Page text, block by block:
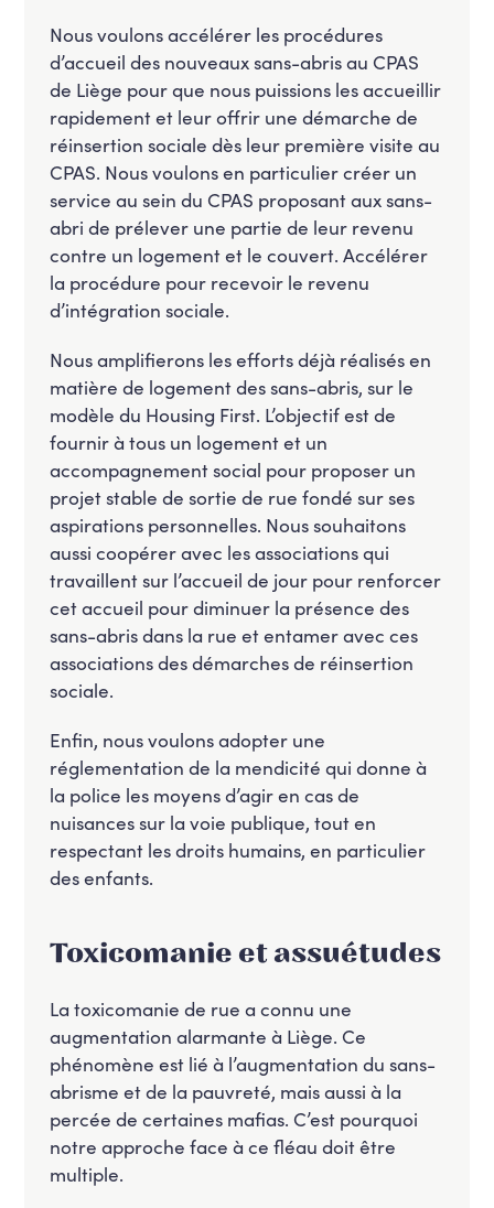
Nous voulons accélérer les procédures
d’accueil des nouveaux sans-abris au CPAS
de Liège pour que nous puissions les accueillir
rapidement et leur offrir une démarche de
réinsertion sociale dès leur première visite au
CPAS. Nous voulons en particulier créer un
service au sein du CPAS proposant aux sans-
abri de prélever une partie de leur revenu
contre un logement et le couvert. Accélérer
la procédure pour recevoir le revenu
d’intégration sociale.
Nous amplifierons les efforts déjà réalisés en
matière de logement des sans-abris, sur le
modèle du Housing First. L’objectif est de
fournir à tous un logement et un
accompagnement social pour proposer un
projet stable de sortie de rue fondé sur ses
aspirations personnelles. Nous souhaitons
aussi coopérer avec les associations qui
travaillent sur l’accueil de jour pour renforcer
cet accueil pour diminuer la présence des
sans-abris dans la rue et entamer avec ces
associations des démarches de réinsertion
sociale.
Enfin, nous voulons adopter une
réglementation de la mendicité qui donne à
la police les moyens d’agir en cas de
nuisances sur la voie publique, tout en
respectant les droits humains, en particulier
des enfants.
Toxicomanie et assuétudes
La toxicomanie de rue a connu une
augmentation alarmante à Liège. Ce
phénomène est lié à l’augmentation du sans-
abrisme et de la pauvreté, mais aussi à la
percée de certaines mafias. C’est pourquoi
notre approche face à ce fléau doit être
multiple.